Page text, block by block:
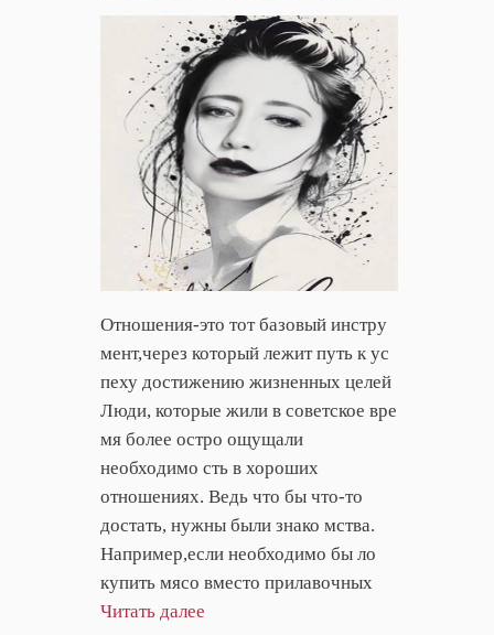
Отношения-это тот базовый инстру
мент,через который лежит путь к ус
пеху достижению жизненных целей
Люди, которые жили в советское вре
мя более остро ощущали
необходимо сть в хороших
отношениях. Ведь что бы что-то
достать, нужны были знако мства.
Например,если необходимо бы ло
купить мясо вместо прилавочных
Читать далее